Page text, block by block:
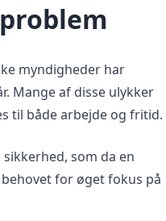
myndigheder har
Mange af disse ulykker
til både arbejde og fritid.
som da en
for øget fokus på